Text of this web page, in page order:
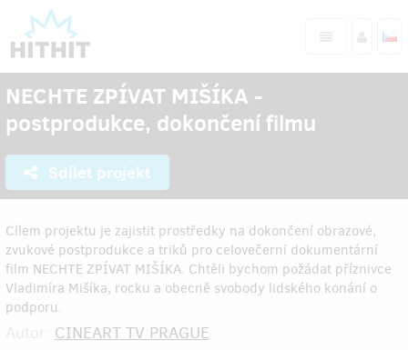
NECHTE ZPÍVAT MIŠÍKA -
postprodukce, dokončení filmu
Sdílet projekt
Cílem projektu je zajistit prostředky na dokončení obrazové,
zvukové postprodukce a triků pro celovečerní dokumentární
film NECHTE ZPÍVAT MIŠÍKA. Chtěli bychom požádat příznivce
Vladimíra Mišíka, rocku a obecně svobody lidského konání o
podporu.
CINEART TV PRAGUE